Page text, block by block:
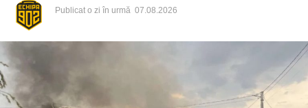
Publicat o zi în urmă 07.08.2026